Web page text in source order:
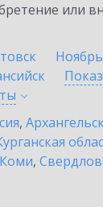
или
,
,